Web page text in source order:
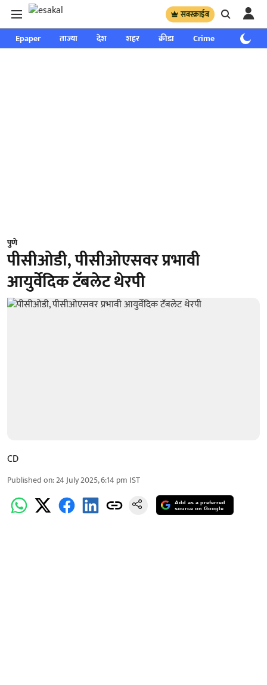
सबस्क्राईब
Epaper ताज्या देश शहर क्रीडा Crime साप्ताहिक
पुणे
पीसीओडी, पीसीओएसवर प्रभावी
आयुर्वेदिक टॅबलेट थेरपी
CD
Published on:24 July 2025, 6:14 pm IST
Add as a preferred
source on Google